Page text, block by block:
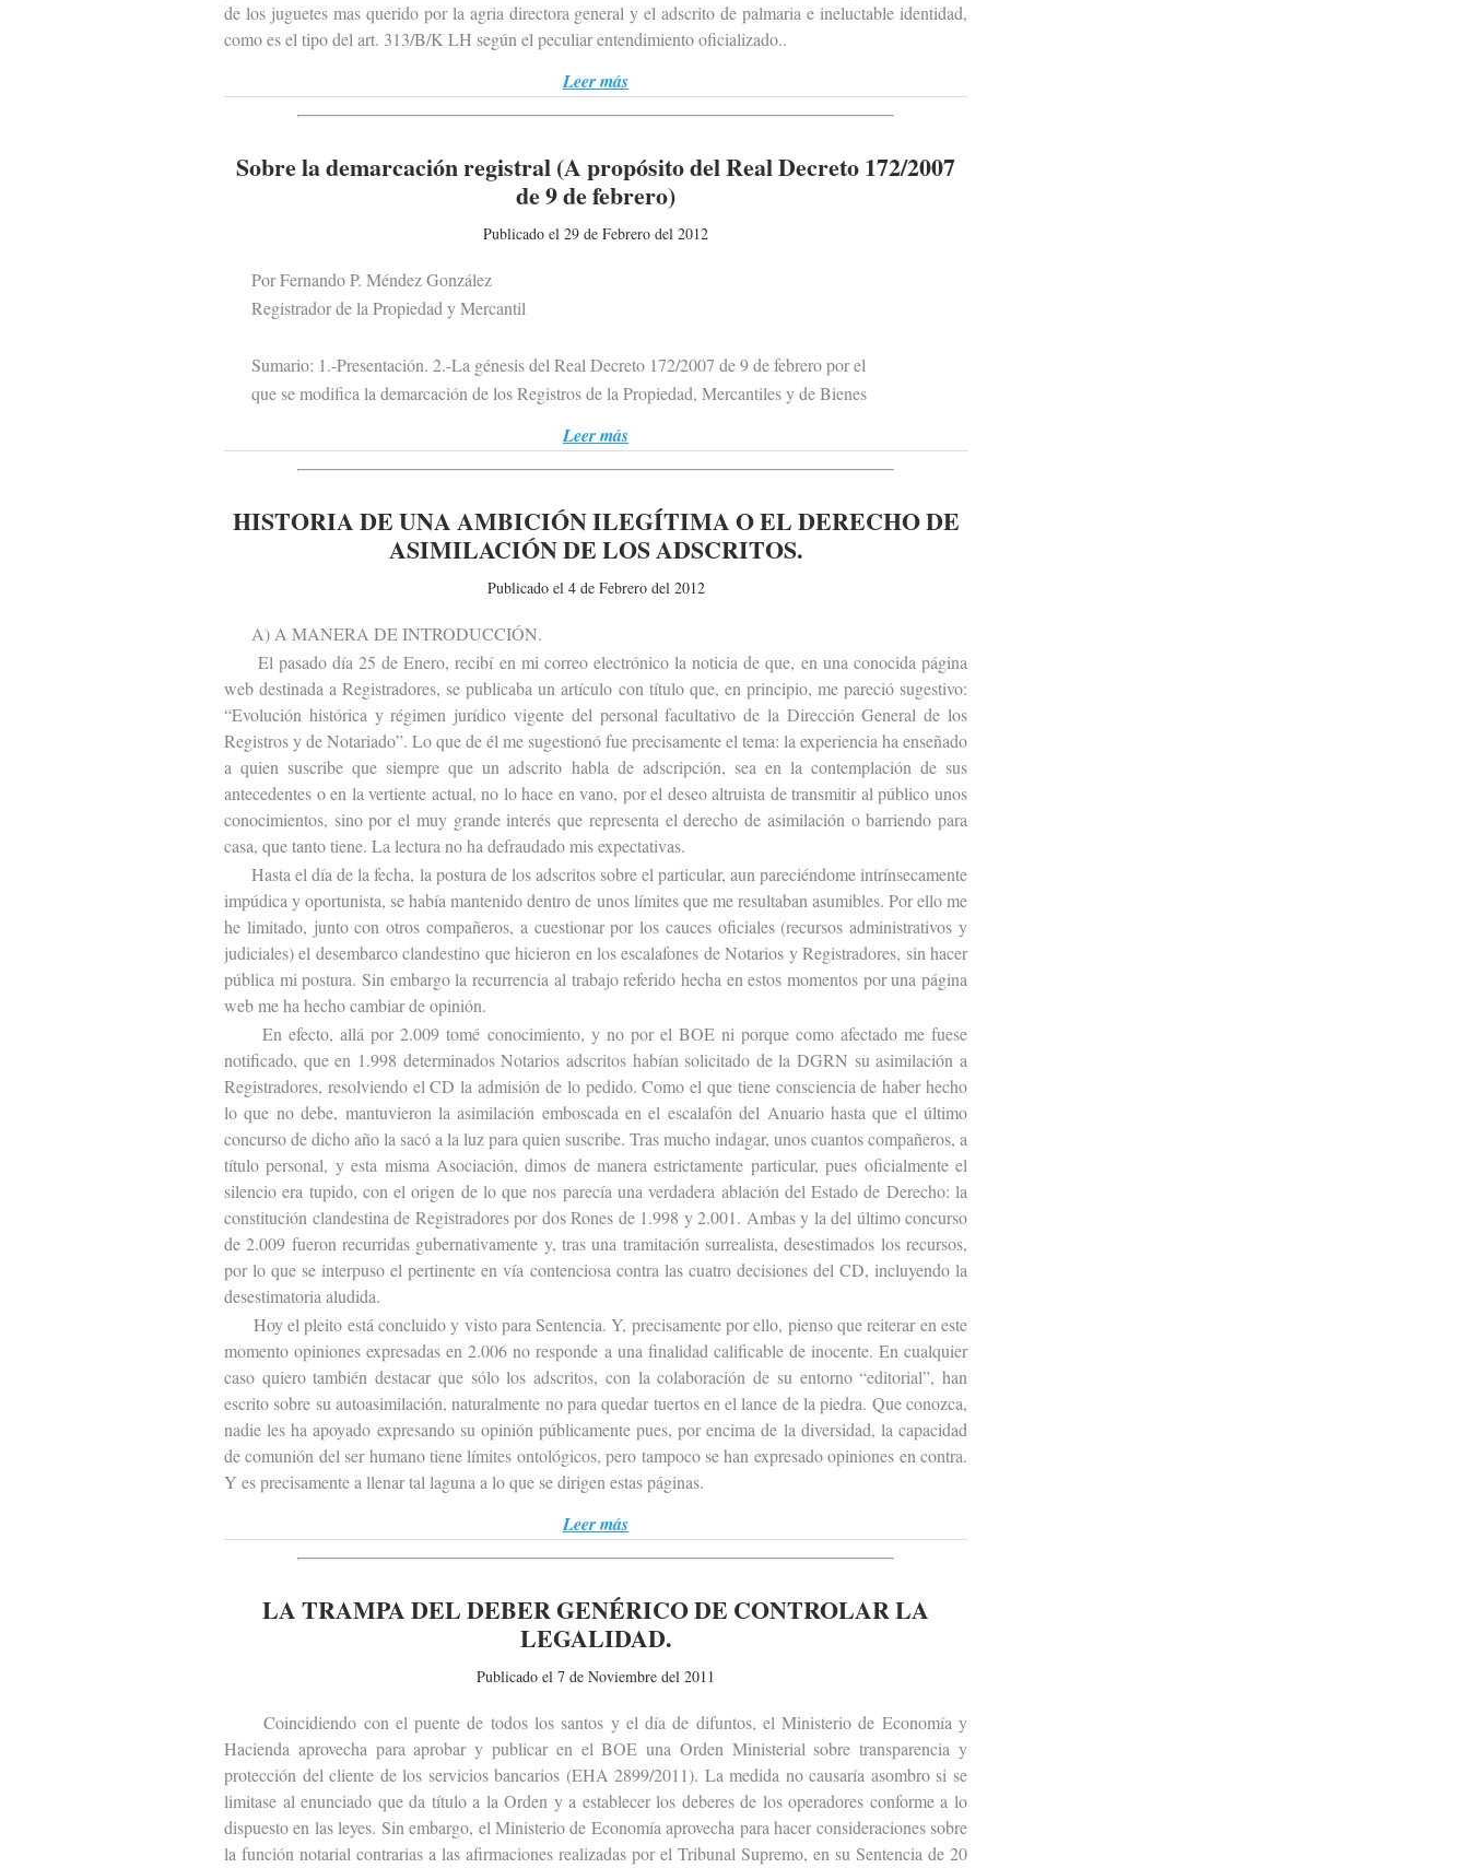
de los juguetes mas querido por la agria directora general y el adscrito de palmaria e ineluctable identidad,
como es el tipo del art. 313/B/K LH según el peculiar entendimiento oficializado..
Leer más
Sobre la demarcación registral (A propósito del Real Decreto 172/2007
de 9 de febrero)
Publicado el 29 de Febrero del 2012
Por Fernando P. Méndez González
Registrador de la Propiedad y Mercantil
Sumario: 1.-Presentación. 2.-La génesis del Real Decreto 172/2007 de 9 de febrero por el
que se modifica la demarcación de los Registros de la Propiedad, Mercantiles y de Bienes
Leer más
HISTORIA DE UNA AMBICIÓN ILEGÍTIMA O EL DERECHO DE
ASIMILACIÓN DE LOS ADSCRITOS.
Publicado el 4 de Febrero del 2012
A) A MANERA DE INTRODUCCIÓN.
El pasado día 25 de Enero, recibí en mi correo electrónico la noticia de que, en una conocida página
web destinada a Registradores, se publicaba un artículo con título que, en principio, me pareció sugestivo:
“Evolución histórica y régimen jurídico vigente del personal facultativo de la Dirección General de los
Registros y de Notariado”. Lo que de él me sugestionó fue precisamente el tema: la experiencia ha enseñado
a quien suscribe que siempre que un adscrito habla de adscripción, sea en la contemplación de sus
antecedentes o en la vertiente actual, no lo hace en vano, por el deseo altruista de transmitir al público unos
conocimientos, sino por el muy grande interés que representa el derecho de asimilación o barriendo para
casa, que tanto tiene. La lectura no ha defraudado mis expectativas.
Hasta el día de la fecha, la postura de los adscritos sobre el particular, aun pareciéndome intrínsecamente
impúdica y oportunista, se había mantenido dentro de unos límites que me resultaban asumibles. Por ello me
he limitado, junto con otros compañeros, a cuestionar por los cauces oficiales (recursos administrativos y
judiciales) el desembarco clandestino que hicieron en los escalafones de Notarios y Registradores, sin hacer
pública mi postura. Sin embargo la recurrencia al trabajo referido hecha en estos momentos por una página
web me ha hecho cambiar de opinión.
En efecto, allá por 2.009 tomé conocimiento, y no por el BOE ni porque como afectado me fuese
notificado, que en 1.998 determinados Notarios adscritos habían solicitado de la DGRN su asimilación a
Registradores, resolviendo el CD la admisión de lo pedido. Como el que tiene consciencia de haber hecho
lo que no debe, mantuvieron la asimilación emboscada en el escalafón del Anuario hasta que el último
concurso de dicho año la sacó a la luz para quien suscribe. Tras mucho indagar, unos cuantos compañeros, a
título personal, y esta misma Asociación, dimos de manera estrictamente particular, pues oficialmente el
silencio era tupido, con el origen de lo que nos parecía una verdadera ablación del Estado de Derecho: la
constitución clandestina de Registradores por dos Rones de 1.998 y 2.001. Ambas y la del último concurso
de 2.009 fueron recurridas gubernativamente y, tras una tramitación surrealista, desestimados los recursos,
por lo que se interpuso el pertinente en vía contenciosa contra las cuatro decisiones del CD, incluyendo la
desestimatoria aludida.
Hoy el pleito está concluido y visto para Sentencia. Y, precisamente por ello, pienso que reiterar en este
momento opiniones expresadas en 2.006 no responde a una finalidad calificable de inocente. En cualquier
caso quiero también destacar que sólo los adscritos, con la colaboración de su entorno “editorial”, han
escrito sobre su autoasimilación, naturalmente no para quedar tuertos en el lance de la piedra. Que conozca,
nadie les ha apoyado expresando su opinión públicamente pues, por encima de la diversidad, la capacidad
de comunión del ser humano tiene límites ontológicos, pero tampoco se han expresado opiniones en contra.
Y es precisamente a llenar tal laguna a lo que se dirigen estas páginas.
Leer más
LA TRAMPA DEL DEBER GENÉRICO DE CONTROLAR LA
LEGALIDAD.
Publicado el 7 de Noviembre del 2011
Coincidiendo con el puente de todos los santos y el día de difuntos, el Ministerio de Economía y
Hacienda aprovecha para aprobar y publicar en el BOE una Orden Ministerial sobre transparencia y
protección del cliente de los servicios bancarios (EHA 2899/2011). La medida no causaría asombro si se
limitase al enunciado que da título a la Orden y a establecer los deberes de los operadores conforme a lo
dispuesto en las leyes. Sin embargo, el Ministerio de Economía aprovecha para hacer consideraciones sobre
la función notarial contrarias a las afirmaciones realizadas por el Tribunal Supremo, en su Sentencia de 20